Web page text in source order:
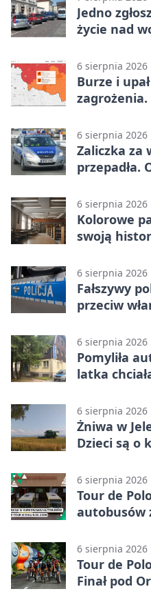
Jedno
życie nad
6 sierpnia 2026
Burze i
6 sierpnia 2026
Zaliczka za
przepadła.
6 sierpnia 2026
Kolorowe
swoją
6 sierpnia 2026
Fałszywy
przeciw
6 sierpnia 2026
Pomyliła
latka
6 sierpnia 2026
Żniwa w
Dzieci są o
6 sierpnia 2026
Tour de
autobusów
6 sierpnia 2026
Tour de
Finał pod